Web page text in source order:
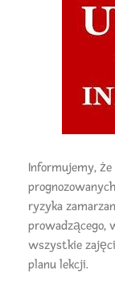
Informujemy,
ryzyka
prowadzącego,
wszystkie
planu lekcji.